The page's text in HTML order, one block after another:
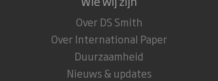
Over DS Smith
Over International Paper
Duurzaamheid
Nieuws & updates